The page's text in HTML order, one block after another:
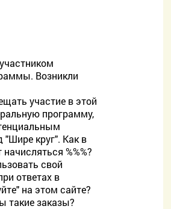
Возникли
участие в этой
программу,
"Шире круг". Как в
%%%?
свой
ответах в
на этом сайте?
такие заказы?